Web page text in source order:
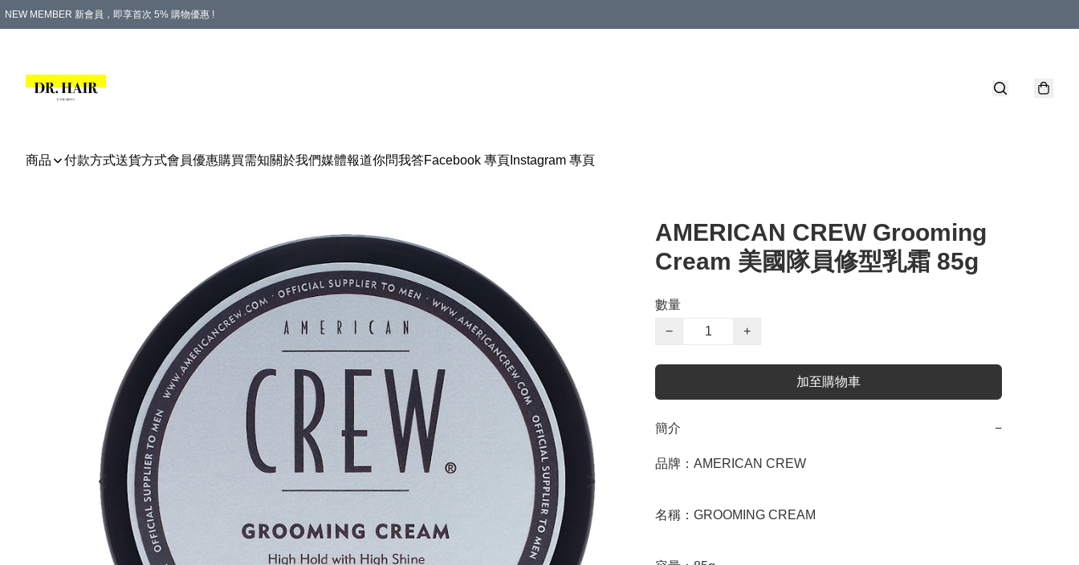
NEW MEMBER 新會員，即享首次 5% 購物優惠 !
商品 付款方式送貨方式會員優惠購買需知關於我們媒體報道你問我答Facebook 專頁 Instagram 專頁
AMERICAN CREW Grooming
Cream 美國隊員修型乳霜 85g
數量
−
+
加至購物車
簡介 −
品牌：AMERICAN CREW
名稱：GROOMING CREAM